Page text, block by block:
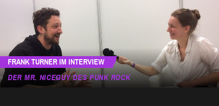
FRANK TURNER IM INTERVIEW
DER MR. NICEGUY DES PUNK ROCK